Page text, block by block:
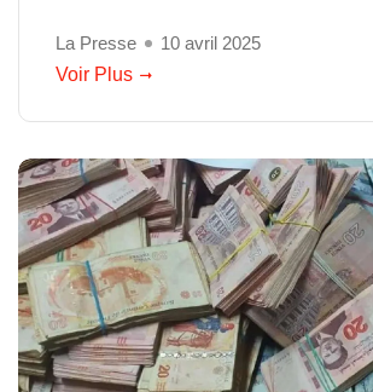
La Presse
10 avril 2025
Voir Plus